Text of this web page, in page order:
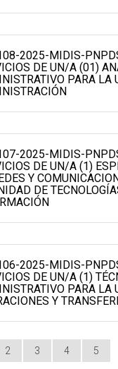
2025-MIDIS-
DE UN/A (01)
PARA LA
2025-MIDIS-
DE UN/A (1)
Y
DE
2025-MIDIS-
DE UN/A (1)
PARA LA
Y
2 3 4 5